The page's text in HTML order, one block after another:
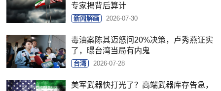
专家揭背后算计
新闻解画 2026-07-30
毒油案陈其迈怒问20%决策，卢秀燕证实
了，曝台湾当局有内鬼
台湾 2026-07-28
美军武器快打光了？高端武器库存告急，